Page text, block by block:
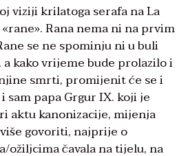
viziji krilatoga serafa na La
Rana nema ni na prvim
se ne spominju ni u buli
kako vrijeme bude prolazilo i
smrti, promijenit će se i
sam papa Grgur IX. koji je
aktu kanonizacije, mijenja
govoriti, najprije o
ožiljcima čavala na tijelu, na